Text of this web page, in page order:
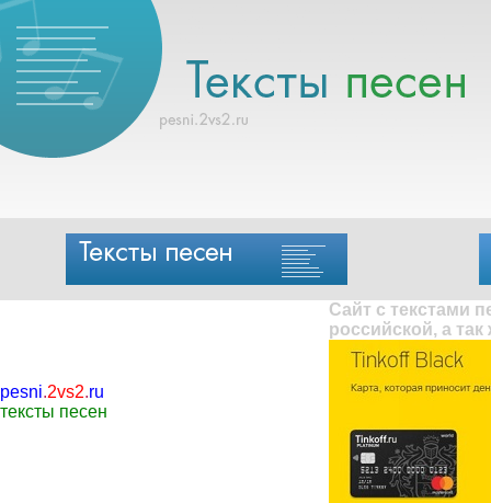
pesni.2vs2.ru
тексты песен
Сайт с текстами
российской, а